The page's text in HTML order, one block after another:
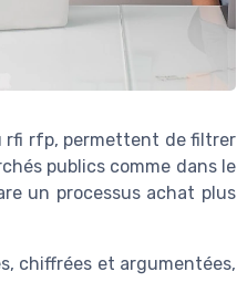
rfi rfp, permettent de filtrer
publics comme dans le
un processus achat plus
chiffrées et argumentées,